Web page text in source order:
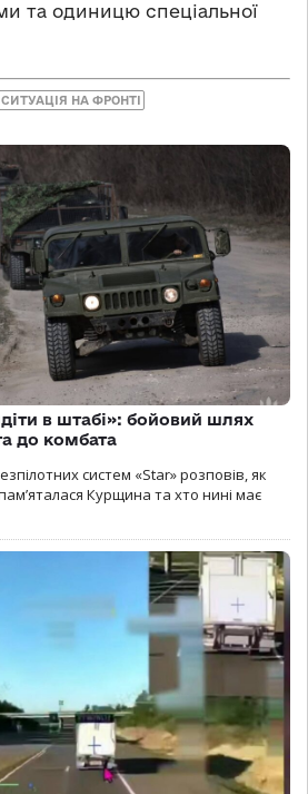
та одиницю спеціальної
СИТУАЦІЯ НА ФРОНТІ
в штабі»: бойовий шлях
до комбата
систем «Star» розповів, як
Курщина та хто нині має